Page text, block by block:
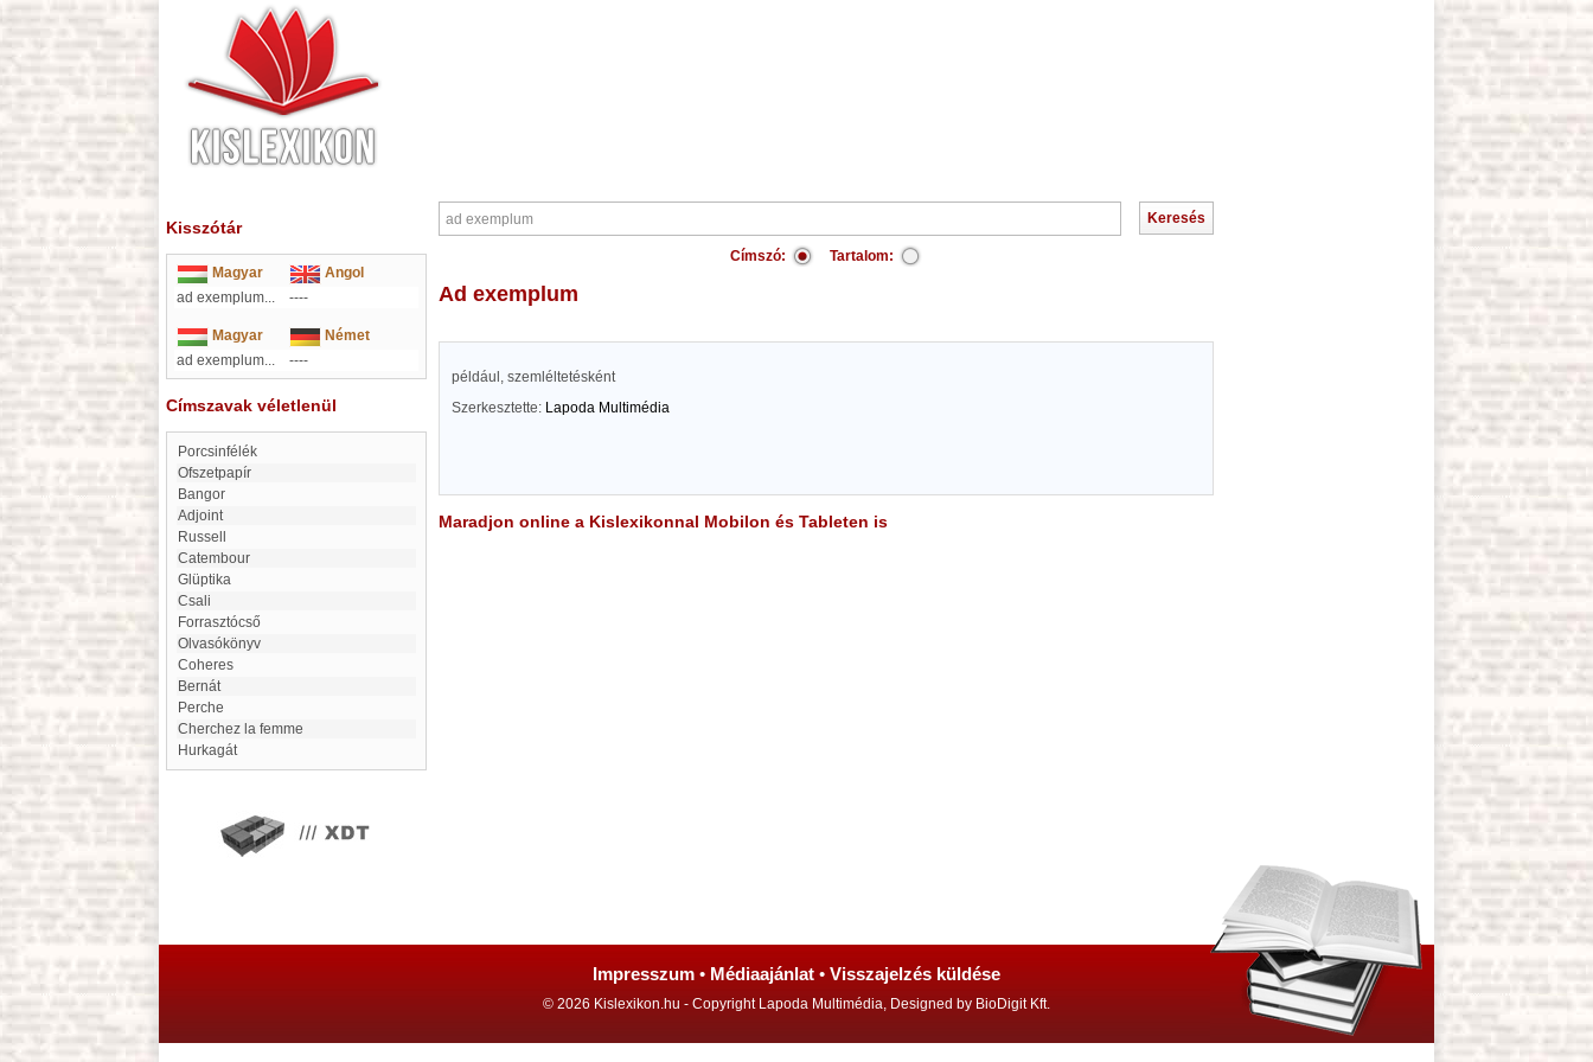
Kisszótár
Magyar
Angol
ad exemplum...
----
Magyar
Német
ad exemplum...
----
Címszavak véletlenül
Porcsinfélék
Ofszetpapír
Bangor
Adjoint
Russell
catembour
glüptika
Csali
Forrasztócső
Olvasókönyv
Coheres
Bernát
Perche
Cherchez la femme
Hurkagát
Címszó: Tartalom:
ad exemplum
például, szemléltetésként
Szerkesztette: Lapoda Multimédia
Maradjon online a Kislexikonnal Mobilon és Tableten is
Impresszum • Médiaajánlat • Visszajelzés küldése
© 2026 Kislexikon.hu - Copyright Lapoda Multimédia, Designed by BioDigit Kft.